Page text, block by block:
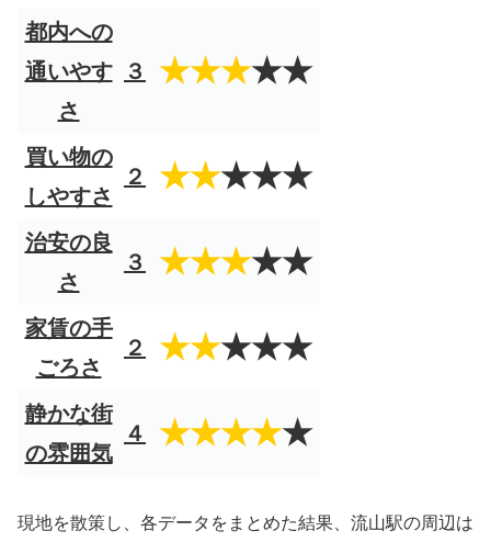
都内への
通いやす
さ
３ ★★★★★
買い物の
しやすさ
２ ★★★★★
治安の良
さ
３ ★★★★★
家賃の手
ごろさ
２ ★★★★★
静かな街
の雰囲気
４ ★★★★★
現地を散策し、各データをまとめた結果、流山駅の周辺は